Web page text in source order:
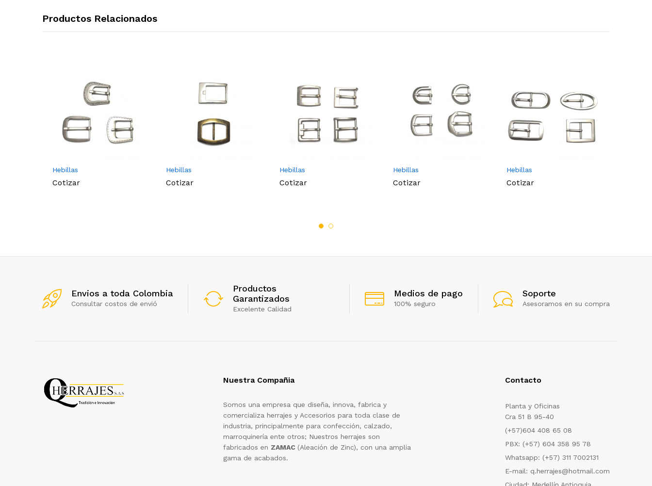
Productos Relacionados
Hebillas
Cotizar
Hebillas
Cotizar
Hebillas
Cotizar
Hebillas
Cotizar
Hebillas
Cotizar
Envios a toda Colombia
Consultar costos de envió
Productos
Garantizados
Excelente Calidad
Medios de pago
100% seguro
Soporte
Asesoramos en su compra
Nuestra Compañia
Somos una empresa que diseña, innova, fabrica y
comercializa herrajes y Accesorios para toda clase de
industria, principalmente para confección, calzado,
marroquinería ente otros; Nuestros herrajes son
fabricados en ZAMAC (Aleación de Zinc), con una amplia
gama de acabados.
Contacto
Planta y Oficinas
Cra 51 B 95-40
(+57)604 408 65 08
PBX: (+57) 604 358 95 78
Whatsapp: (+57) 311 7002131
E-mail: q.herrajes@hotmail.com